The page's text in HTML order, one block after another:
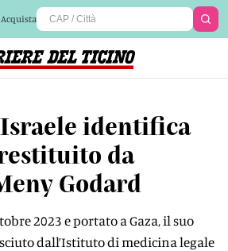
Acquista
Israele identifica
da
Godard
2023 e portato a Gaza, il suo
dall’Istituto di medicina legale